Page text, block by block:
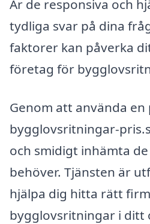
Är de responsiva och
tydliga svar på dina
faktorer kan påverka
företag för
Genom att använda
bygglovsritningar-
och smidigt inhämta
behöver. Tjänsten är
hjälpa dig hitta rätt
bygglovsritningar i ditt